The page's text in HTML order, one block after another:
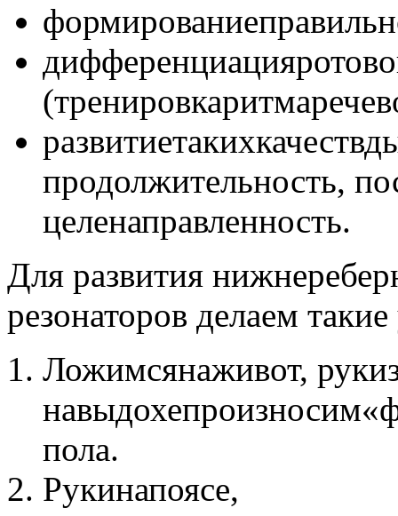
продолжительность,
целенаправленность.
Для развития
резонаторов делаем
Ложимсянаживот,
пола.
Рукинапоясе,